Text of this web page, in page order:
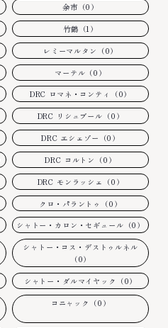
余市（0）
竹鶴（1）
レミーマルタン（0）
マーテル（0）
DRC ロマネ・コンティ（0）
DRC リシュブール（0）
DRC エシェゾー（0）
DRC コルトン（0）
DRC モンラッシェ（0）
クロ・パラントゥ（0）
シャトー・カロン・セギュール（0）
シャトー・コス・デストゥルネル
（0）
シャトー・ダルマイヤック（0）
コニャック（0）